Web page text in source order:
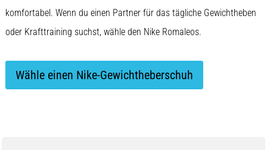
komfortabel. Wenn du einen Partner für das tägliche Gewichtheben
oder Krafttraining suchst, wähle den Nike Romaleos.
Wähle einen Nike-Gewichtheberschuh